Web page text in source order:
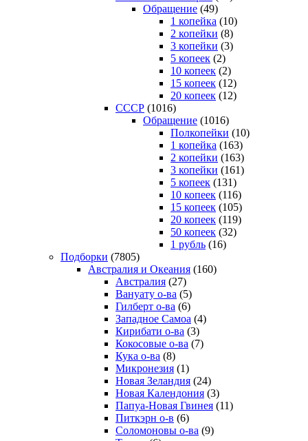
Обращение (49)
1 копейка (10)
2 копейки (8)
3 копейки (3)
5 копеек (2)
10 копеек (2)
15 копеек (12)
20 копеек (12)
СССР (1016)
Обращение (1016)
Полкопейки (10)
1 копейка (163)
2 копейки (163)
3 копейки (161)
5 копеек (131)
10 копеек (116)
15 копеек (105)
20 копеек (119)
50 копеек (32)
1 рубль (16)
Подборки (7805)
Австралия и Океания (160)
Австралия (27)
Вануату о-ва (5)
Гилберт о-ва (6)
Западное Самоа (4)
Кирибати о-ва (3)
Кокосовые о-ва (7)
Кука о-ва (8)
Микронезия (1)
Новая Зеландия (24)
Новая Календония (3)
Папуа-Новая Гвинея (11)
Питкэрн о-в (6)
Соломоновы о-ва (9)